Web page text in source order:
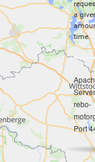
a
time.
rebo-
Port